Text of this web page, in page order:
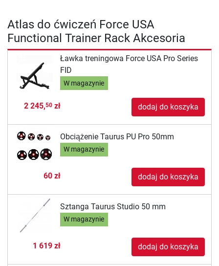
Atlas do ćwiczeń Force USA
Functional Trainer Rack Akcesoria
Ławka treningowa Force USA Pro Series
FID
W magazynie
2 245,50zł dodaj do koszyka
Obciążenie Taurus PU Pro 50mm
W magazynie
60 zł dodaj do koszyka
Sztanga Taurus Studio 50 mm
W magazynie
1 619 zł dodaj do koszyka